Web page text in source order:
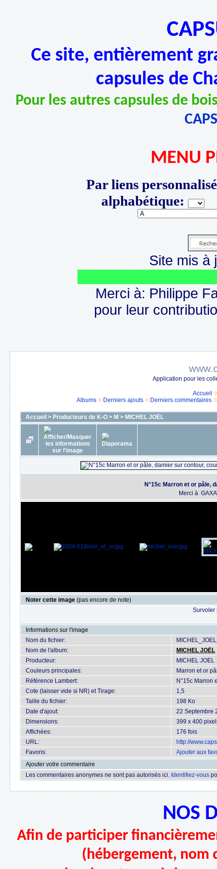
Ce site, entièrement
capsules de
Pour les autres capsules de
MENU
Par liens
alphabétique:
Site mis à
Merci à: Philippe
pour leur
Application pour les
Accueil
Albums
Derniers ajouts Derniers commentaires
Accueil > Producteurs de K-O > M > MICHEL JOËL
N°15c Marron et or pâle,
Merci à
Noter cette image (pas encore de note)
Survoler
Informations sur l'image
Nom du fichier:
Nom de l'album:
MICHEL JOËL
Producteur:
MICHEL JOEL
Couleurs principales:
Marron et or
Référence Lambert:
N°15c Marron
Cote (laisser vide si NR) et Tirage:
1,5
Taille du fichier:
198 Ko
Date d'ajout:
22 Septembre
Dimensions:
399 x 400
Affichées:
176 fois
URL:
http://
Favoris:
Ajouter aux
Ajouter votre commentaire
Les commentaires anonymes ne sont pas autorisés ici. Identifiez-vous
NOS
Afin de participer
(hébergement,